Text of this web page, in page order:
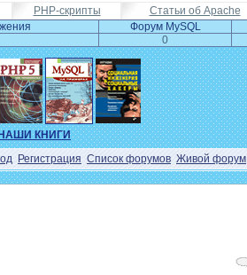
PHP-скрипты Статьи об Apache
Форум MySQL
0
КНИГИ
Регистрация Список форумов Живой форум